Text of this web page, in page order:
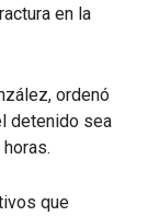
en la
ordenó
detenido sea
que